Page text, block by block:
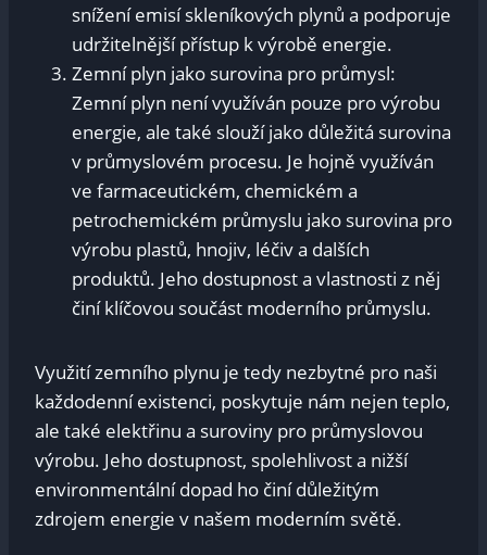
snížení ​emisí skleníkových plynů a podporuje⁣
udržitelnější přístup k výrobě energie.
Zemní plyn jako surovina pro průmysl:
Zemní plyn ‍není využíván pouze pro výrobu
energie, ale také slouží jako‍ důležitá surovina
v⁤ průmyslovém ⁣procesu. Je hojně ‍využíván
ve farmaceutickém, chemickém a
petrochemickém průmyslu jako ​surovina⁣ pro
výrobu plastů, hnojiv, léčiv ⁣a⁤ dalších
produktů.‌ Jeho‍ dostupnost ‍a‍ vlastnosti z něj⁤
činí klíčovou​ součást moderního průmyslu.
Využití zemního​ plynu je tedy‍ nezbytné pro ⁤naši
každodenní existenci, poskytuje nám ​nejen teplo,
ale také elektřinu⁢ a suroviny pro⁢ průmyslovou
výrobu. Jeho ⁢dostupnost, spolehlivost ⁢a nižší
environmentální dopad ho činí důležitým
zdrojem energie v našem moderním světě.